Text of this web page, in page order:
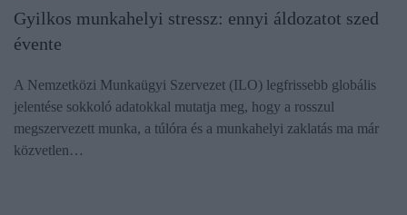
Gyilkos munkahelyi stressz: ennyi áldozatot szed
évente
A Nemzetközi Munkaügyi Szervezet (ILO) legfrissebb globális
jelentése sokkoló adatokkal mutatja meg, hogy a rosszul
megszervezett munka, a túlóra és a munkahelyi zaklatás ma már
közvetlen…